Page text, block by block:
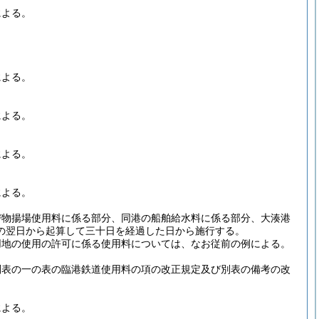
る。
る。
る。
る。
る。
揚場使用料に係る部分、同港の船舶給水料に係る部分、大湊港
日から起算して三十日を経過した日から施行する。
の使用の許可に係る使用料については、なお従前の例による。
の一の表の臨港鉄道使用料の項の改正規定及び別表の備考の改
る。